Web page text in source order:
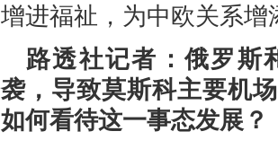
增进福祉，为中欧关系增
路透社记者：俄罗斯
袭，导致莫斯科主要机
如何看待这一事态发展？